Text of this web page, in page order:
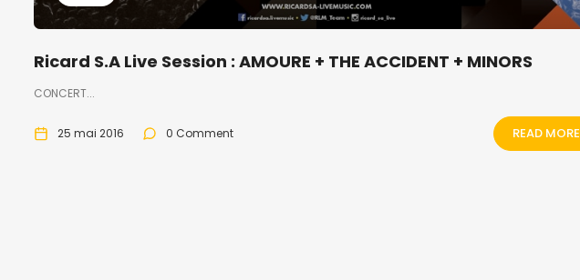
Ricard S.A Live Session : AMOURE + THE ACCIDENT + MINORS
CONCERT...
25 mai 2016 0 Comment READ MORE